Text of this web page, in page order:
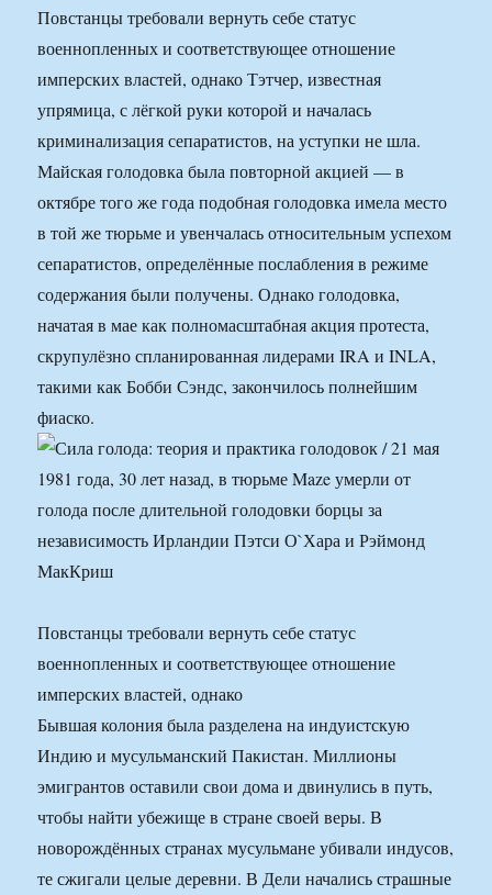
Повстанцы требовали вернуть себе статус
военнопленных и соответствующее отношение
имперских властей, однако Тэтчер, известная
упрямица, с лёгкой руки которой и началась
криминализация сепаратистов, на уступки не шла.
Майская голодовка была повторной акцией — в
октябре того же года подобная голодовка имела место
в той же тюрьме и увенчалась относительным успехом
сепаратистов, определённые послабления в режиме
содержания были получены. Однако голодовка,
начатая в мае как полномасштабная акция протеста,
скрупулёзно спланированная лидерами IRA и INLA,
такими как Бобби Сэндс, закончилось полнейшим
фиаско.
Повстанцы требовали вернуть себе статус
военнопленных и соответствующее отношение
имперских властей, однако
Бывшая колония была разделена на индуистскую
Индию и мусульманский Пакистан. Миллионы
эмигрантов оставили свои дома и двинулись в путь,
чтобы найти убежище в стране своей веры. В
новорождённых странах мусульмане убивали индусов,
те сжигали целые деревни. В Дели начались страшные